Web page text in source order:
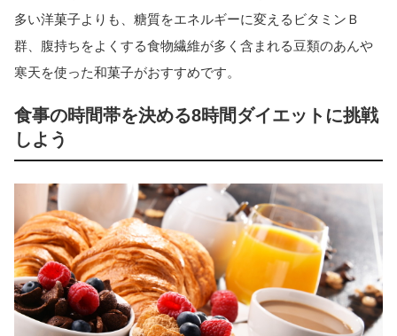
多い洋菓子よりも、糖質をエネルギーに変えるビタミンＢ
群、腹持ちをよくする食物繊維が多く含まれる豆類のあんや
寒天を使った和菓子がおすすめです。
食事の時間帯を決める8時間ダイエットに挑戦
しよう